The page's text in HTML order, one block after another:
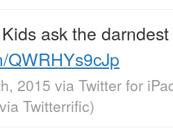
Kids ask the
QWRHYs9cJp
2015 via Twitter for
via Twitterrific)